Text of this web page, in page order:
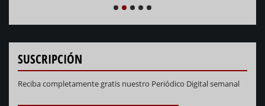
PREVIOUS
SUSCRIPCIÓN
Reciba completamente gratis nuestro Periódico Digital semanal